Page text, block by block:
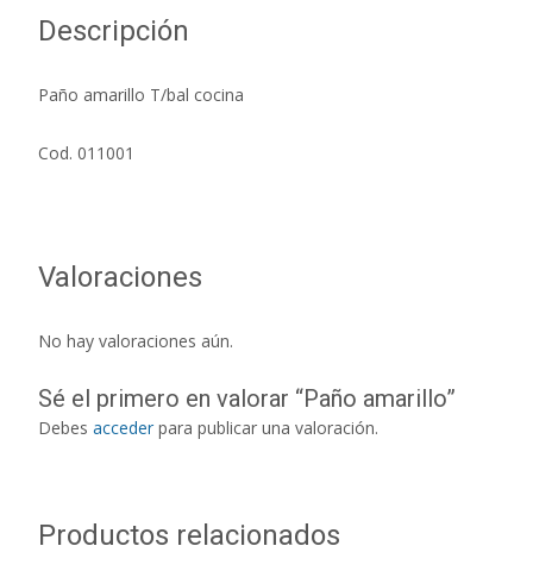
Descripción
Paño amarillo T/bal cocina
Cod. 011001
Valoraciones
No hay valoraciones aún.
Sé el primero en valorar “Paño amarillo”
Debes acceder para publicar una valoración.
Productos relacionados